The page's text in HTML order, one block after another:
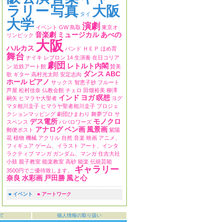
ラリー写真 タイ 大阪
大学 イベント GW 鳥取 演劇 東京オ
リンピック 音楽劇 ミュージカル あべの
ハルカス 大阪 バンド ＨＥＰ ほめ育
舞台 ナイキ レブロン 14 生演奏 在日コリア
ン 近鉄アート館 劇団 レトルト内閣 賛美
歌 ギター 高村光太郎 安定志向 ダンス ABC
ホール ピアノ サックス 智恵子抄 フルート
芦屋 松村佳奈 仏教会館 チェロ 田畑裕美 柳澤
嗣矢 ヒマラヤ大聖者 インド ヨガ瞑想 ヨグ
マタ相川圭子 ヒマラヤ聖者相川圭子 プロジェ
クションマッピング 劇団ひまわり 舞夢プロ サ
スペンス デス電所 ババロワーズ モノクロ
郵便ポスト アナログペン画 風景画 紫陽
花 植物 機械 アクリル 自然 音楽 映画 アニメ、
フィギュア ゲーム、イラスト アート、インタ
ラクティブ マンガ ガンダム、マンガ 住吉大社
小鼓 親子教室 能楽教室 高砂 能楽 伝統芸能
3500円でご優待致します。
ギャラリー
奈良 水彩画 戸田勝 風と心
■ イベント ■ アートワーク
個人情報の取り扱い